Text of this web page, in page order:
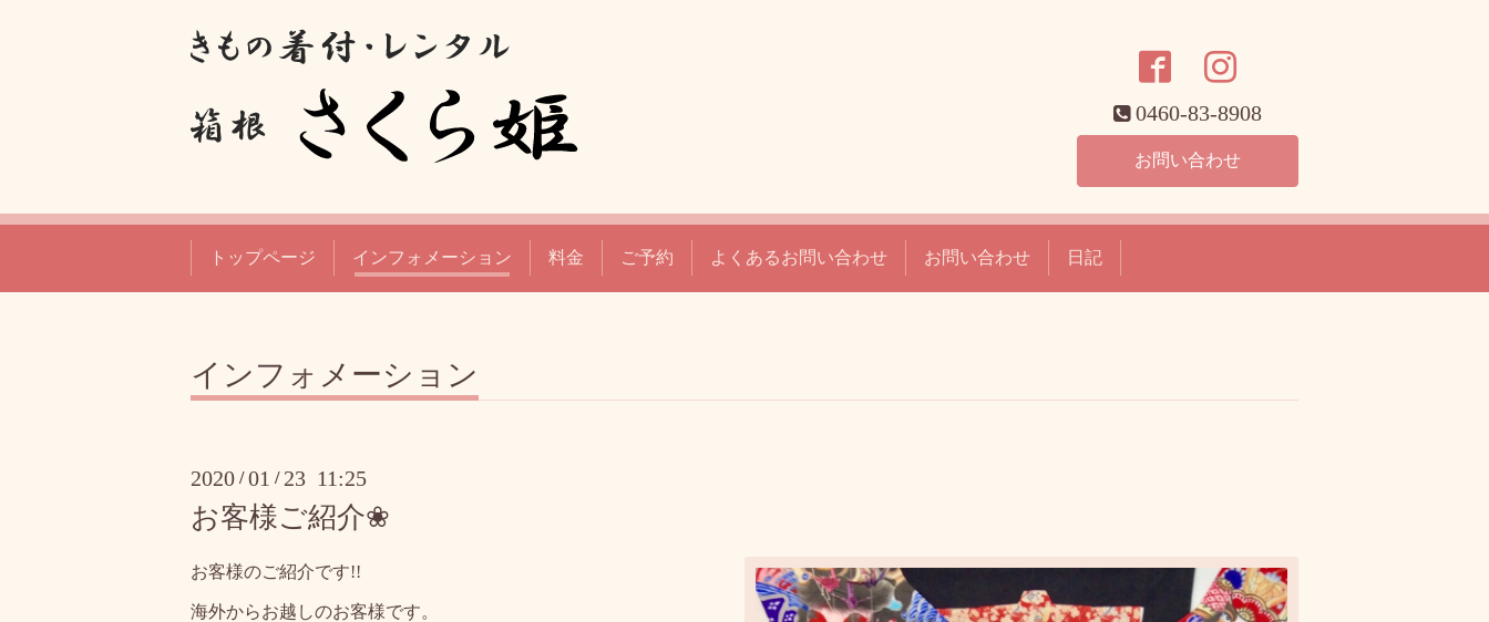
0460-83-8908
お問い合わせ
トップページ インフォメーション 料金 ご予約 よくあるお問い合わせ お問い合わせ 日記
インフォメーション
2020 /01 / 23 11:25
お客様ご紹介❀
お客様のご紹介です!!
海外からお越しのお客様です。